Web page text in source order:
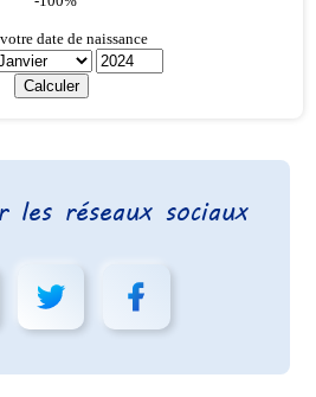
les réseaux sociaux